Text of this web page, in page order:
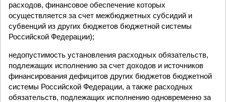
расходов, финансовое обеспечение которых
осуществляется за счет межбюджетных субсидий и
субвенций из других бюджетов бюджетной системы
Российской Федерации);
недопустимость установления расходных обязательств,
подлежащих исполнению за счет доходов и источников
финансирования дефицитов других бюджетов бюджетной
системы Российской Федерации, а также расходных
обязательств, подлежащих исполнению одновременно за